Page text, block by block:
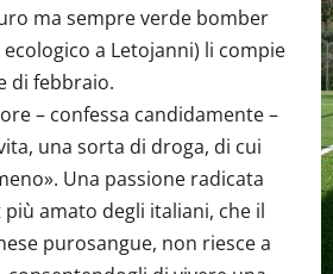
ma sempre verde bomber
a Letojanni) li compie
di febbraio.
– confessa candidamente –
una sorta di droga, di cui
Una passione radicata
amato degli italiani, che il
purosangue, non riesce a